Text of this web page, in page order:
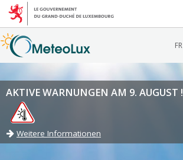
FR
AKTIVE WARNUNGEN AM 9. AUGUST !
Weitere Informationen